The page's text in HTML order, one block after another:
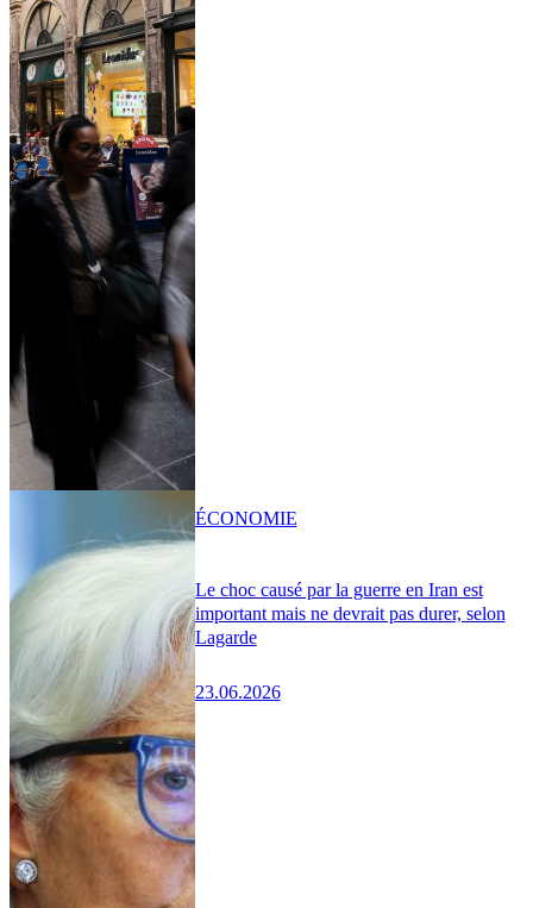
Le choc causé par la guerre en Iran est
important mais ne devrait pas durer, selon
Lagarde
23.06.2026
ÉCONOMIE